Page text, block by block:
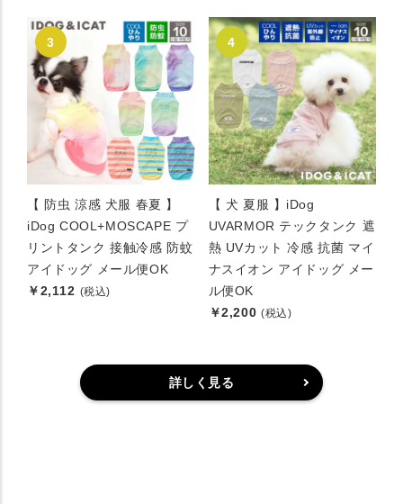
【 防虫 涼感 犬服 春夏 】
iDog COOL+MOSCAPE プ
リントタンク 接触冷感 防蚊
アイドッグ メール便OK
￥2,112 (税込)
【 犬 夏服 】iDog
UVARMOR テックタンク 遮
熱 UVカット 冷感 抗菌 マイ
ナスイオン アイドッグ メー
ル便OK
￥2,200 (税込)
詳しく見る